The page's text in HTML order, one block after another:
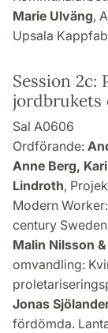
Marie Ulväng,
Upsala
Session 2c:
jordbrukets
Sal A0606
Ordförande:
Anne Berg,
Lindroth,
Modern
century Sweden
Malin Nilsson
omvandling:
Jonas
fördömda.